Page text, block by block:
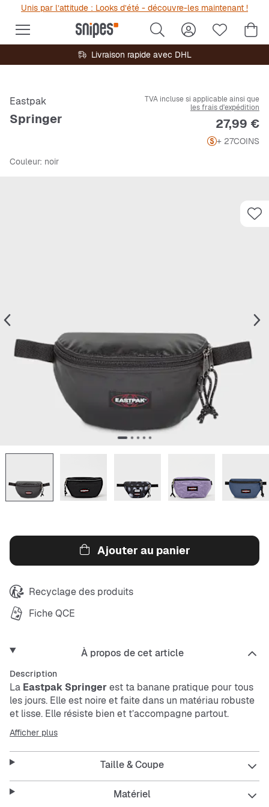
Unis par l’attitude : Looks d’été - découvre-les maintenant !
Livraison rapide avec DHL
Eastpak
Springer
TVA incluse si applicable ainsi que
les frais d'expédition
Prix
27,99 €
+ 27COINS
Couleur: noir
Ajouter au panier
Recyclage des produits
Fiche QCE
À propos de cet article
Description
La Eastpak Springerest ta banane pratique pour tous
les jours. Elle est noire et faite dans un matériau robuste
et lisse. Elle résiste bien et t’accompagne partout.
Parfaite pour garder tes affaires importantes en sécurité
et à portée de main.
Afficher plus
Taille & Coupe
Matériel